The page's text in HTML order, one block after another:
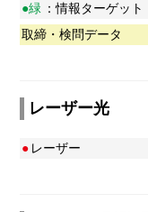
●緑 ：情報ターゲット
取締・検問データ
レーザー光
● レーザー